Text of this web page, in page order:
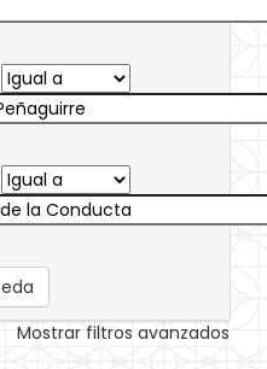
Mostrar filtros avanzados